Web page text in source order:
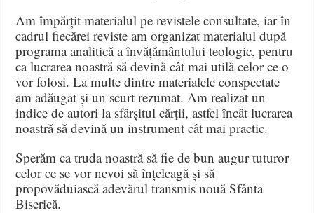
Am împărțit materialul pe revistele consultate, iar în
cadrul fiecărei reviste am organizat materialul după
programa analitică a învățământului teologic, pentru
ca lucrarea noastră să devină cât mai utilă celor ce o
vor folosi. La multe dintre materialele conspectate
am adăugat și un scurt rezumat. Am realizat un
indice de autori la sfârșitul cărții, astfel încât lucrarea
noastră să devină un instrument cât mai practic.
Sperăm ca truda noastră să fie de bun augur tuturor
celor ce se vor nevoi să înțeleagă și să
propovăduiască adevărul transmis nouă Sfânta
Biserică.